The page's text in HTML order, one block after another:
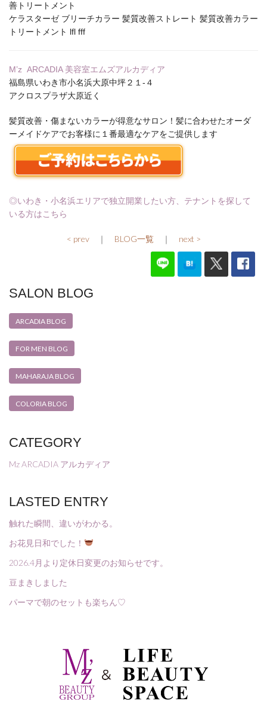
善トリートメント
ケラスターゼ ブリーチカラー 髪質改善ストレート 髪質改善カラー
トリートメント lfl fff
M’z ARCADIA 美容室エムズアルカディア
福島県いわき市小名浜大原中坪２１‐４
アクロスプラザ大原近く
髪質改善・傷まないカラーが得意なサロン！髪に合わせたオーダ
ーメイドケアでお客様に１番最適なケアをご提供します
◎いわき・小名浜エリアで独立開業したい方、テナントを探して
いる方はこちら
< prev｜ BLOG一覧｜ next >
SALON BLOG
ARCADIA BLOG
FOR MEN BLOG
MAHARAJA BLOG
COLORIA BLOG
CATEGORY
Mz ARCADIA アルカディア
LASTED ENTRY
触れた瞬間、違いがわかる。
お花見日和でした！
2026.4月より定休日変更のお知らせです。
豆まきしました
パーマで朝のセットも楽ちん♡